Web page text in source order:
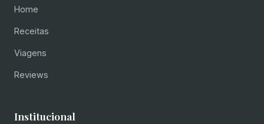
Home
Receitas
Viagens
Reviews
Institucional